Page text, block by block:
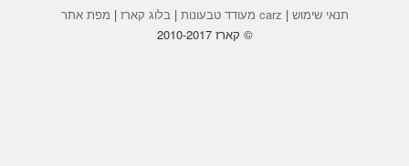
תנאי שימוש | carz מעודד טבעונות | בלוג קארז | מפת אתר
© קארז 2010-2017